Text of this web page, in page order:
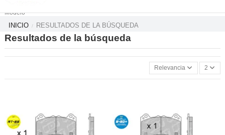
Modelo
INICIO RESULTADOS DE LA BÚSQUEDA
Resultados de la búsqueda
Relevancia 2